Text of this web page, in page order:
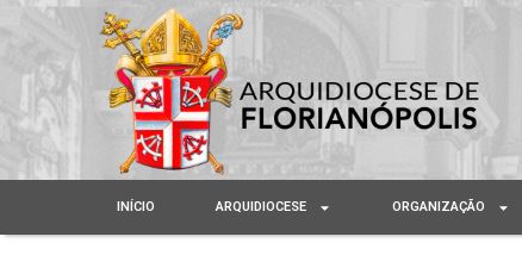
INÍCIO ARQUIDIOCESE ORGANIZAÇÃO